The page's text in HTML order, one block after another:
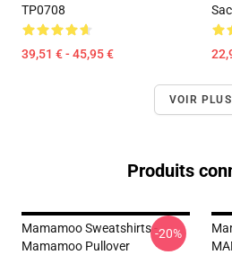
TP0708
39,51 € - 45,95 €
VOIR PLUS
Produits
Mamamoo Sweatshirts -
Mamamoo Pullover
-20%